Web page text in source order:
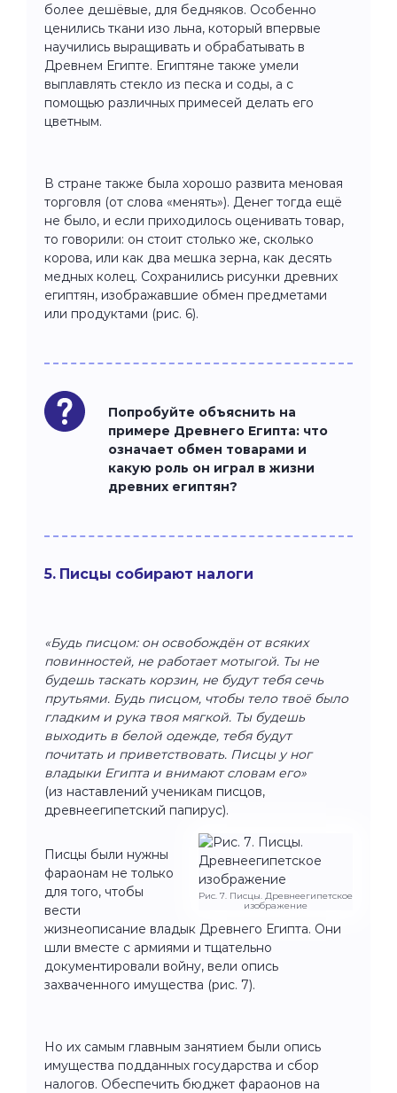
более дешёвые, для бедняков. Особенно
ценились ткани изо льна, который впервые
научились выращивать и обрабатывать в
Древнем Египте. Египтяне также умели
выплавлять стекло из песка и соды, а с
помощью различных примесей делать его
цветным.
В стране также была хорошо развита меновая
торговля (от слова «менять»). Денег тогда ещё
не было, и если приходилось оценивать товар,
то говорили: он стоит столько же, сколько
корова, или как два мешка зерна, как десять
медных колец. Сохранились рисунки древних
египтян, изображавшие обмен предметами
или продуктами (рис. 6).
Попробуйте объяснить на
примере Древнего Египта: что
означает обмен товарами и
какую роль он играл в жизни
древних египтян?
5. Писцы собирают налоги
«Будь писцом: он освобождён от всяких
повинностей, не работает мотыгой. Ты не
будешь таскать корзин, не будут тебя сечь
прутьями. Будь писцом, чтобы тело твоё было
гладким и рука твоя мягкой. Ты будешь
выходить в белой одежде, тебя будут
почитать и приветствовать. Писцы у ног
владыки Египта и внимают словам его»
(из наставлений ученикам писцов,
древнеегипетский папирус).
Рис. 7. Писцы. Древнеегипетское
изображение
Писцы были нужны
фараонам не только
для того, чтобы
вести
жизнеописание владык Древнего Египта. Они
шли вместе с армиями и тщательно
документировали войну, вели опись
захваченного имущества (рис. 7).
Но их самым главным занятием были опись
имущества подданных государства и сбор
налогов. Обеспечить бюджет фараонов на